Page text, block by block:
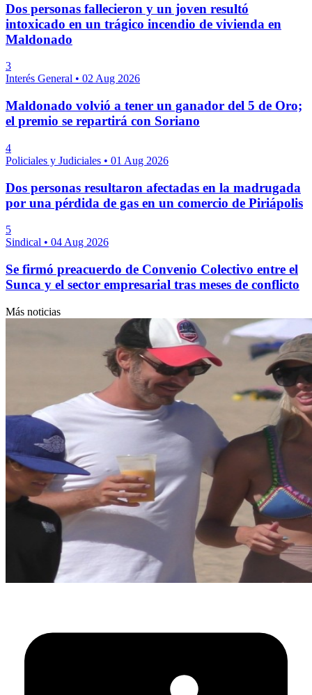
Dos personas fallecieron y un joven resultó
intoxicado en un trágico incendio de vivienda en
Maldonado
3
Interés General • 02 Aug 2026
Maldonado volvió a tener un ganador del 5 de Oro;
el premio se repartirá con Soriano
4
Policiales y Judiciales • 01 Aug 2026
Dos personas resultaron afectadas en la madrugada
por una pérdida de gas en un comercio de Piriápolis
5
Sindical • 04 Aug 2026
Se firmó preacuerdo de Convenio Colectivo entre el
Sunca y el sector empresarial tras meses de conflicto
Más noticias